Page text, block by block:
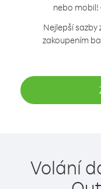
nebo mobil!
Nejlepší
zakoupením
Volání